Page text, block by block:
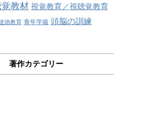
教材 視覚教育／視聴覚教育
徳教育 青年学級 頭脳の訓練
著作カテゴリー